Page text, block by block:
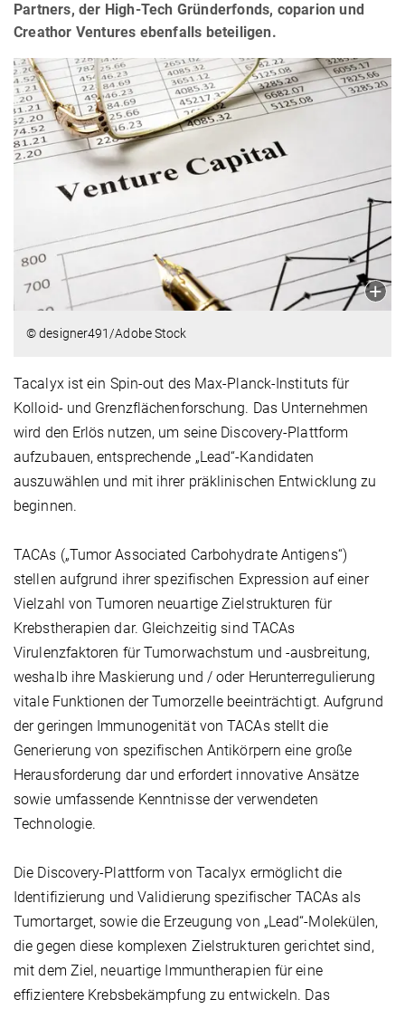
Partners, der High-Tech Gründerfonds, coparion und
Creathor Ventures ebenfalls beteiligen.
© designer491/Adobe Stock
Tacalyx ist ein Spin-out des Max-Planck-Instituts für
Kolloid- und Grenzflächenforschung. Das Unternehmen
wird den Erlös nutzen, um seine Discovery-Plattform
aufzubauen, entsprechende „Lead“-Kandidaten
auszuwählen und mit ihrer präklinischen Entwicklung zu
beginnen.
TACAs („Tumor Associated Carbohydrate Antigens“)
stellen aufgrund ihrer spezifischen Expression auf einer
Vielzahl von Tumoren neuartige Zielstrukturen für
Krebstherapien dar. Gleichzeitig sind TACAs
Virulenzfaktoren für Tumorwachstum und -ausbreitung,
weshalb ihre Maskierung und / oder Herunterregulierung
vitale Funktionen der Tumorzelle beeinträchtigt. Aufgrund
der geringen Immunogenität von TACAs stellt die
Generierung von spezifischen Antikörpern eine große
Herausforderung dar und erfordert innovative Ansätze
sowie umfassende Kenntnisse der verwendeten
Technologie.
Die Discovery-Plattform von Tacalyx ermöglicht die
Identifizierung und Validierung spezifischer TACAs als
Tumortarget, sowie die Erzeugung von „Lead“-Molekülen,
die gegen diese komplexen Zielstrukturen gerichtet sind,
mit dem Ziel, neuartige Immuntherapien für eine
effizientere Krebsbekämpfung zu entwickeln. Das